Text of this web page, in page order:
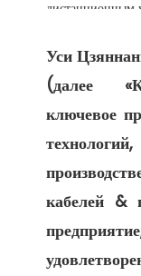
Уси
(далее
ключевое
кабелей &